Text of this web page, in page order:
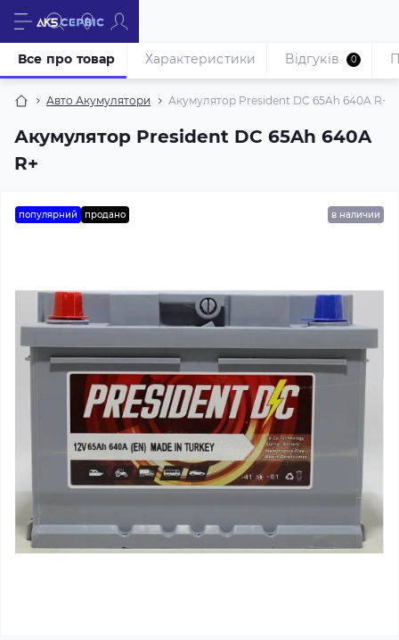
Авто Акумулятори Акумулятор President DC 65Ah 640A R+
Акумулятор President DC 65Ah 640A
R+
Все про товар Характеристики Відгуків 0
популярний продано в наличии